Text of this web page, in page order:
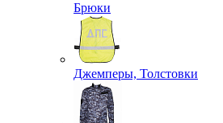
Брюки
Джемперы, Толстовки